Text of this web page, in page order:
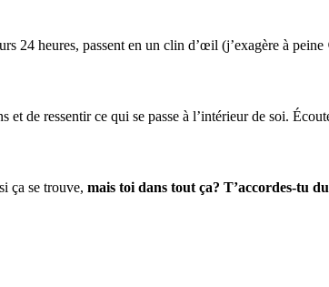
24 heures, passent en un clin d’œil (j’exagère à
de ressentir ce qui se passe à l’intérieur de soi.
ça se trouve, mais toi dans tout ça? T’accordes-tu